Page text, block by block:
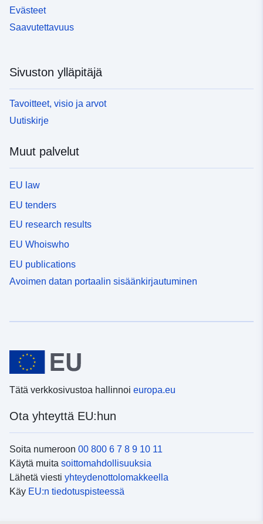
Evästeet
Saavutettavuus
Sivuston ylläpitäjä
Tavoitteet, visio ja arvot
Uutiskirje
Muut palvelut
EU law
EU tenders
EU research results
EU Whoiswho
EU publications
Avoimen datan portaalin sisäänkirjautuminen
Tätä verkkosivustoa hallinnoi europa.eu
Ota yhteyttä EU:hun
Soita numeroon 00 800 6 7 8 9 10 11
Käytä muita soittomahdollisuuksia
Lähetä viesti yhteydenottolomakkeella
Käy EU:n tiedotuspisteessä